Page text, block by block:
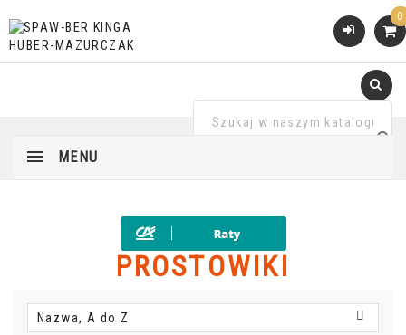
0
MENU
PROSTOWIKI
Nazwa, A do Z 